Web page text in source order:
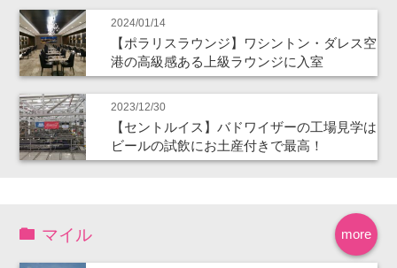
2024/01/14
【ポラリスラウンジ】ワシントン・ダレス空
港の高級感ある上級ラウンジに入室
2023/12/30
【セントルイス】バドワイザーの工場見学は
ビールの試飲にお土産付きで最高！
more
マイル